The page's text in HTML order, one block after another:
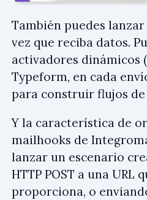
También puedes
vez que reciba datos.
activadores dinámicos
Typeform, en cada
para construir flujos
Y la característica de
mailhooks de
lanzar un escenario
HTTP POST a una URL
proporciona, o